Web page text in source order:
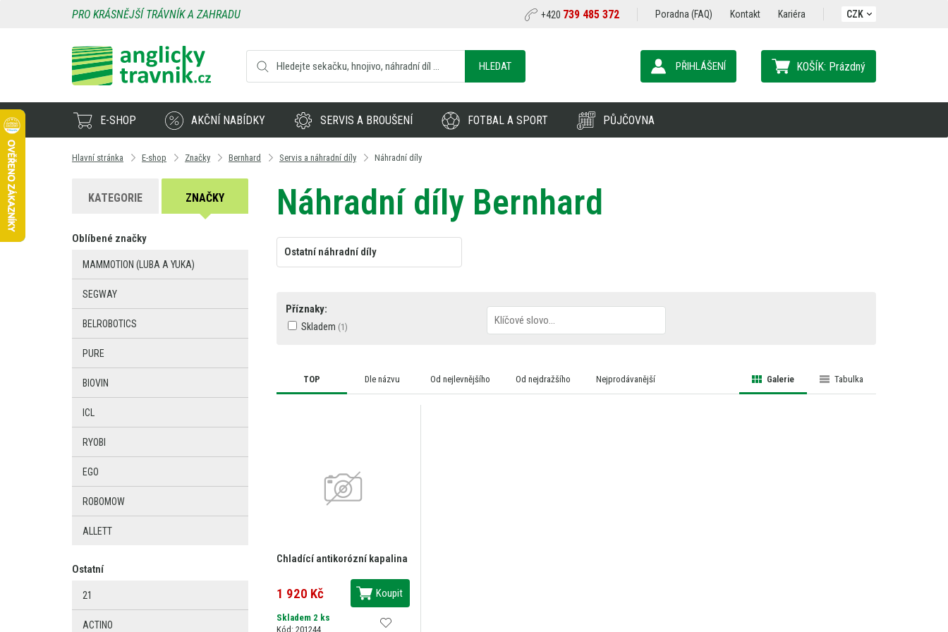
PRO KRÁSNĚJŠÍ TRÁVNÍK A ZAHRADU +420 739 485 372 Poradna (FAQ) Kontakt Kariéra CZK
HLEDAT KOŠÍK: Prázdný
PŘIHLÁŠENÍ
E-SHOP AKČNÍ NABÍDKY SERVIS A BROUŠENÍ FOTBAL A SPORT PŮJČOVNA
Hlavní stránka E-shop Značky Bernhard Servis a náhradní díly Náhradní díly
Náhradní díly Bernhard
Ostatní náhradní díly
Příznaky:
Skladem
TOP Dle názvu Od nejlevnějšího Od nejdražšího Nejprodávanější Tabulka
Galerie
Chladící antikorózní kapalina
1 920 Kč Koupit
Skladem 2 ks
Kód: 201244
KATEGORIE ZNAČKY
Oblíbené značky
MAMMOTION (LUBA A YUKA)
SEGWAY
BELROBOTICS
PURE
BIOVIN
ICL
RYOBI
EGO
ROBOMOW
ALLETT
Ostatní
21
ACTINO